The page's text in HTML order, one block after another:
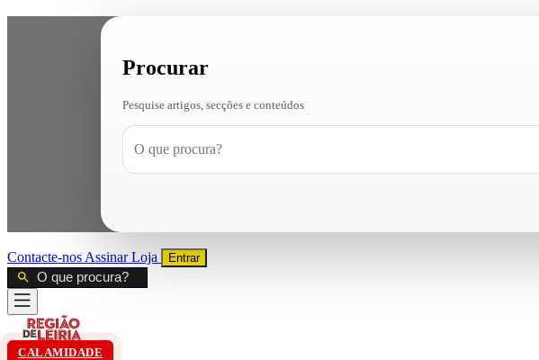
Procurar
Pesquise artigos, secções e conteúdos
Contacte-nos AssinarLoja Entrar
CALAMIDADE